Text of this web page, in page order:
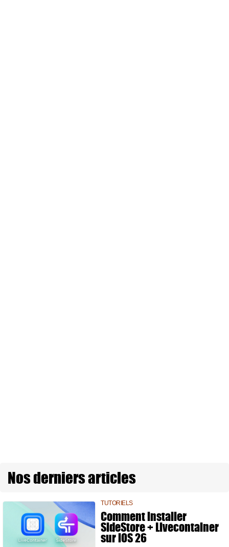
Nos derniers articles
TUTORIELS
Comment installer
SideStore + Livecontainer
sur iOS 26